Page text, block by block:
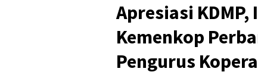
Apresiasi
Kemenkop
Pengurus